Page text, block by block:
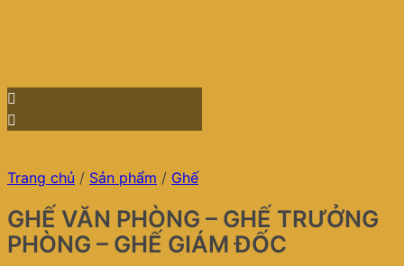
Trang chủ / Sản phẩm / Ghế
GHẾ VĂN PHÒNG – GHẾ TRƯỞNG
PHÒNG – GHẾ GIÁM ĐỐC